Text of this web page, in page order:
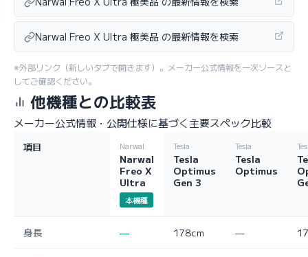
Narwal Freo X Ultra 極美品 の最新情報を検索
※外部リンク（新しいタブで開きます）。メーカー公式情報を一次ソースと
してご確認ください。
他機種との比較表
メーカー公式情報・公開仕様に基づく主要スペック比較
項目 Narwal
Narwal
Freo X
Ultra
本機種
Tesla
Tesla
Optimus
Gen 3
Tesla
Tesla
Optimus
身長 — 178cm —